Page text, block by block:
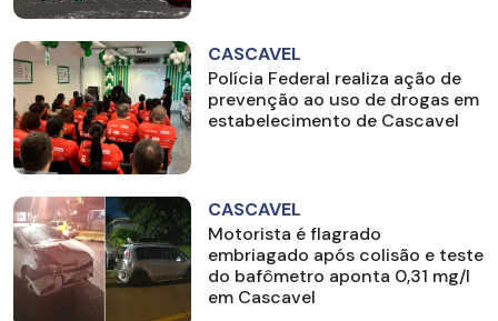
CASCAVEL
Polícia Federal realiza ação de
prevenção ao uso de drogas em
estabelecimento de Cascavel
CASCAVEL
Motorista é flagrado
embriagado após colisão e teste
do bafômetro aponta 0,31 mg/l
em Cascavel